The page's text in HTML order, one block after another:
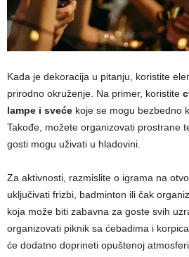
Kada je dekoracija u pitanju, koristite
prirodno okruženje. Na primer, koristite
lampe i sveće koje se mogu bezbedno
Takođe, možete organizovati prostrane
gosti mogu uživati u hladovini.
Za aktivnosti, razmislite o igrama na
uključivati frizbi, badminton ili čak
koja može biti zabavna za goste svih
organizovati piknik sa ćebadima i
će dodatno doprineti opuštenoj atmosferi.